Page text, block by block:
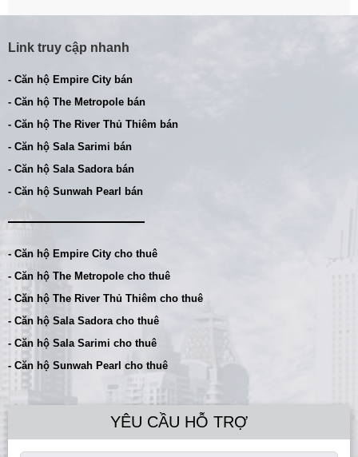
Link truy cập nhanh
- Căn hộ Empire City bán
- Căn hộ The Metropole bán
- Căn hộ The River Thủ Thiêm bán
- Căn hộ Sala Sarimi bán
- Căn hộ Sala Sadora bán
- Căn hộ Sunwah Pearl bán
- Căn hộ Empire City cho thuê
- Căn hộ The Metropole cho thuê
- Căn hộ The River Thủ Thiêm cho thuê
- Căn hộ Sala Sadora cho thuê
- Căn hộ Sala Sarimi cho thuê
- Căn hộ Sunwah Pearl cho thuê
YÊU CẦU HỖ TRỢ